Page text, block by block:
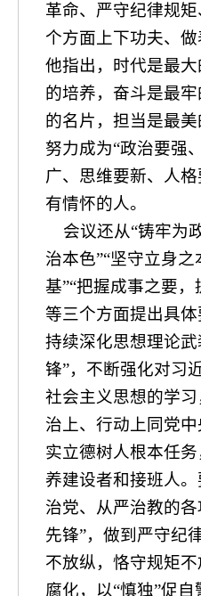
革命、严守纪律规
个方面上下功夫、做
他指出，时代是最
的培养，奋斗是最
的名片，担当是最
努力成为“政治要强
广、思维要新、人
有情怀的人。
会议还从“铸牢为
治本色”“坚守立身
基”“把握成事之要
等三个方面提出具
持续深化思想理论
锋”，不断强化对习
社会主义思想的学
治上、行动上同党
实立德树人根本任
养建设者和接班人
治党、从严治教的
先锋”，做到严守纪
不放纵，恪守规矩
腐化，以“慎独”促自